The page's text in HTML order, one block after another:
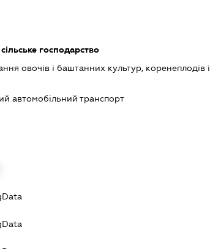
господарство
овочів і баштанних культур, коренеплодів і
автомобільний транспорт